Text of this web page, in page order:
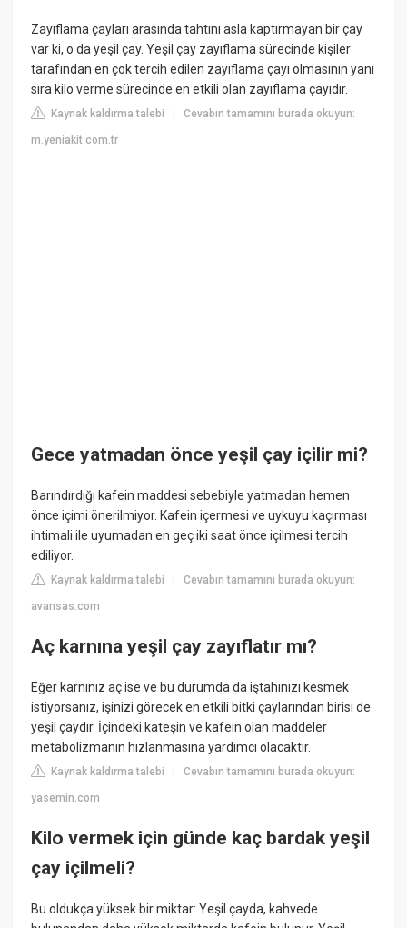
Zayıflama çayları arasında tahtını asla kaptırmayan bir çay
var ki, o da yeşil çay. Yeşil çay zayıflama sürecinde kişiler
tarafından en çok tercih edilen zayıflama çayı olmasının yanı
sıra kilo verme sürecinde en etkili olan zayıflama çayıdır.
Kaynak kaldırma talebi |Cevabın tamamını burada okuyun:
m.yeniakit.com.tr
Gece yatmadan önce yeşil çay içilir mi?
Barındırdığı kafein maddesi sebebiyle yatmadan hemen
önce içimi önerilmiyor. Kafein içermesi ve uykuyu kaçırması
ihtimali ile uyumadan en geç iki saat önce içilmesi tercih
ediliyor.
Kaynak kaldırma talebi |Cevabın tamamını burada okuyun:
avansas.com
Aç karnına yeşil çay zayıflatır mı?
Eğer karnınız aç ise ve bu durumda da iştahınızı kesmek
istiyorsanız, işinizi görecek en etkili bitki çaylarından birisi de
yeşil çaydır. İçindeki kateşin ve kafein olan maddeler
metabolizmanın hızlanmasına yardımcı olacaktır.
Kaynak kaldırma talebi |Cevabın tamamını burada okuyun:
yasemin.com
Kilo vermek için günde kaç bardak yeşil
çay içilmeli?
Bu oldukça yüksek bir miktar: Yeşil çayda, kahvede